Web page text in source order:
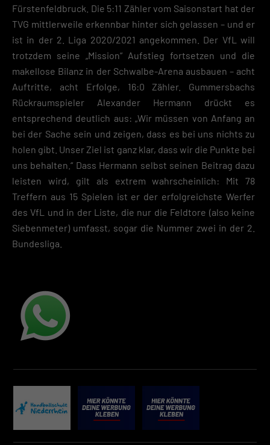
Fürstenfeldbruck. Die 5:11 Zähler vom Saisonstart hat der
TVG mittlerweile erkennbar hinter sich gelassen – und er
ist in der 2. Liga 2020/2021 angekommen. Der VfL will
trotzdem seine „Mission“ Aufstieg fortsetzen und die
makellose Bilanz in der Schwalbe-Arena ausbauen – acht
Auftritte, acht Erfolge, 16:0 Zähler. Gummersbachs
Rückraumspieler Alexander Hermann drückt es
entsprechend deutlich aus: „Wir müssen von Anfang an
bei der Sache sein und zeigen, dass es bei uns nichts zu
holen gibt. Unser Ziel ist ganz klar, dass wir die Punkte bei
uns behalten.“ Dass Hermann selbst seinen Beitrag dazu
leisten wird, gilt als extrem wahrscheinlich: Mit 78
Treffern aus 15 Spielen ist er der erfolgreichste Werfer
des VfL und in der Liste, die nur die Feldtore (also keine
Siebenmeter) umfasst, sogar die Nummer zwei in der 2.
Bundesliga.